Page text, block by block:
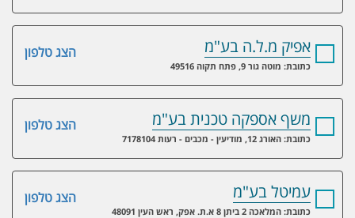
הצג טלפון אפיק מ.ל.ה בע"מ
כתובת: מוטה גור 9, פתח תקוה 49516
הצג טלפון משף אספקה טכנית בע"מ
כתובת: האורג 12, מודיעין - מכבים - רעות 7178104
הצג טלפון עמיטל בע"מ
כתובת: המלאכה 2 ביתן 8 א.ת. אפק, ראש העין 48091